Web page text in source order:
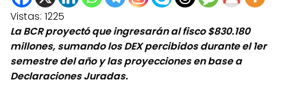
Vistas: 1225
La BCR proyectó que ingresarán al fisco $830.180
millones, sumando los DEX percibidos durante el 1er
semestre del año y las proyecciones en base a
Declaraciones Juradas.